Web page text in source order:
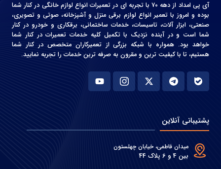
آی پی امداد از دهه 70 با تجربه ای در تعمیرات انواع لوازم خانگی در کنار شما
بوده و امروز با تعمیر انواع لوازم برقی منزل و آشپزخانه، صوتی و‌ تصویری،
صنعتی، ابزار آلات، تاسیسات، خدمات ساختمانی، برقکاری و خودرو در کنار
شما است و در آینده نزدیک با تکمیل کلیه خدمات تعمیرات در کنار شما
خواهد بود. همواره با شبکه بزرگی از تعمیرکاران متخصص در کنار شما
هستیم، تا با کیفیت ترین و مقرون به صرفه ترین خدمات را تجربه نمایید.
پشتیبانی آنلاین
میدان فاطمی، خیابان چهلستون
بین 4 و 6 پلاک 44